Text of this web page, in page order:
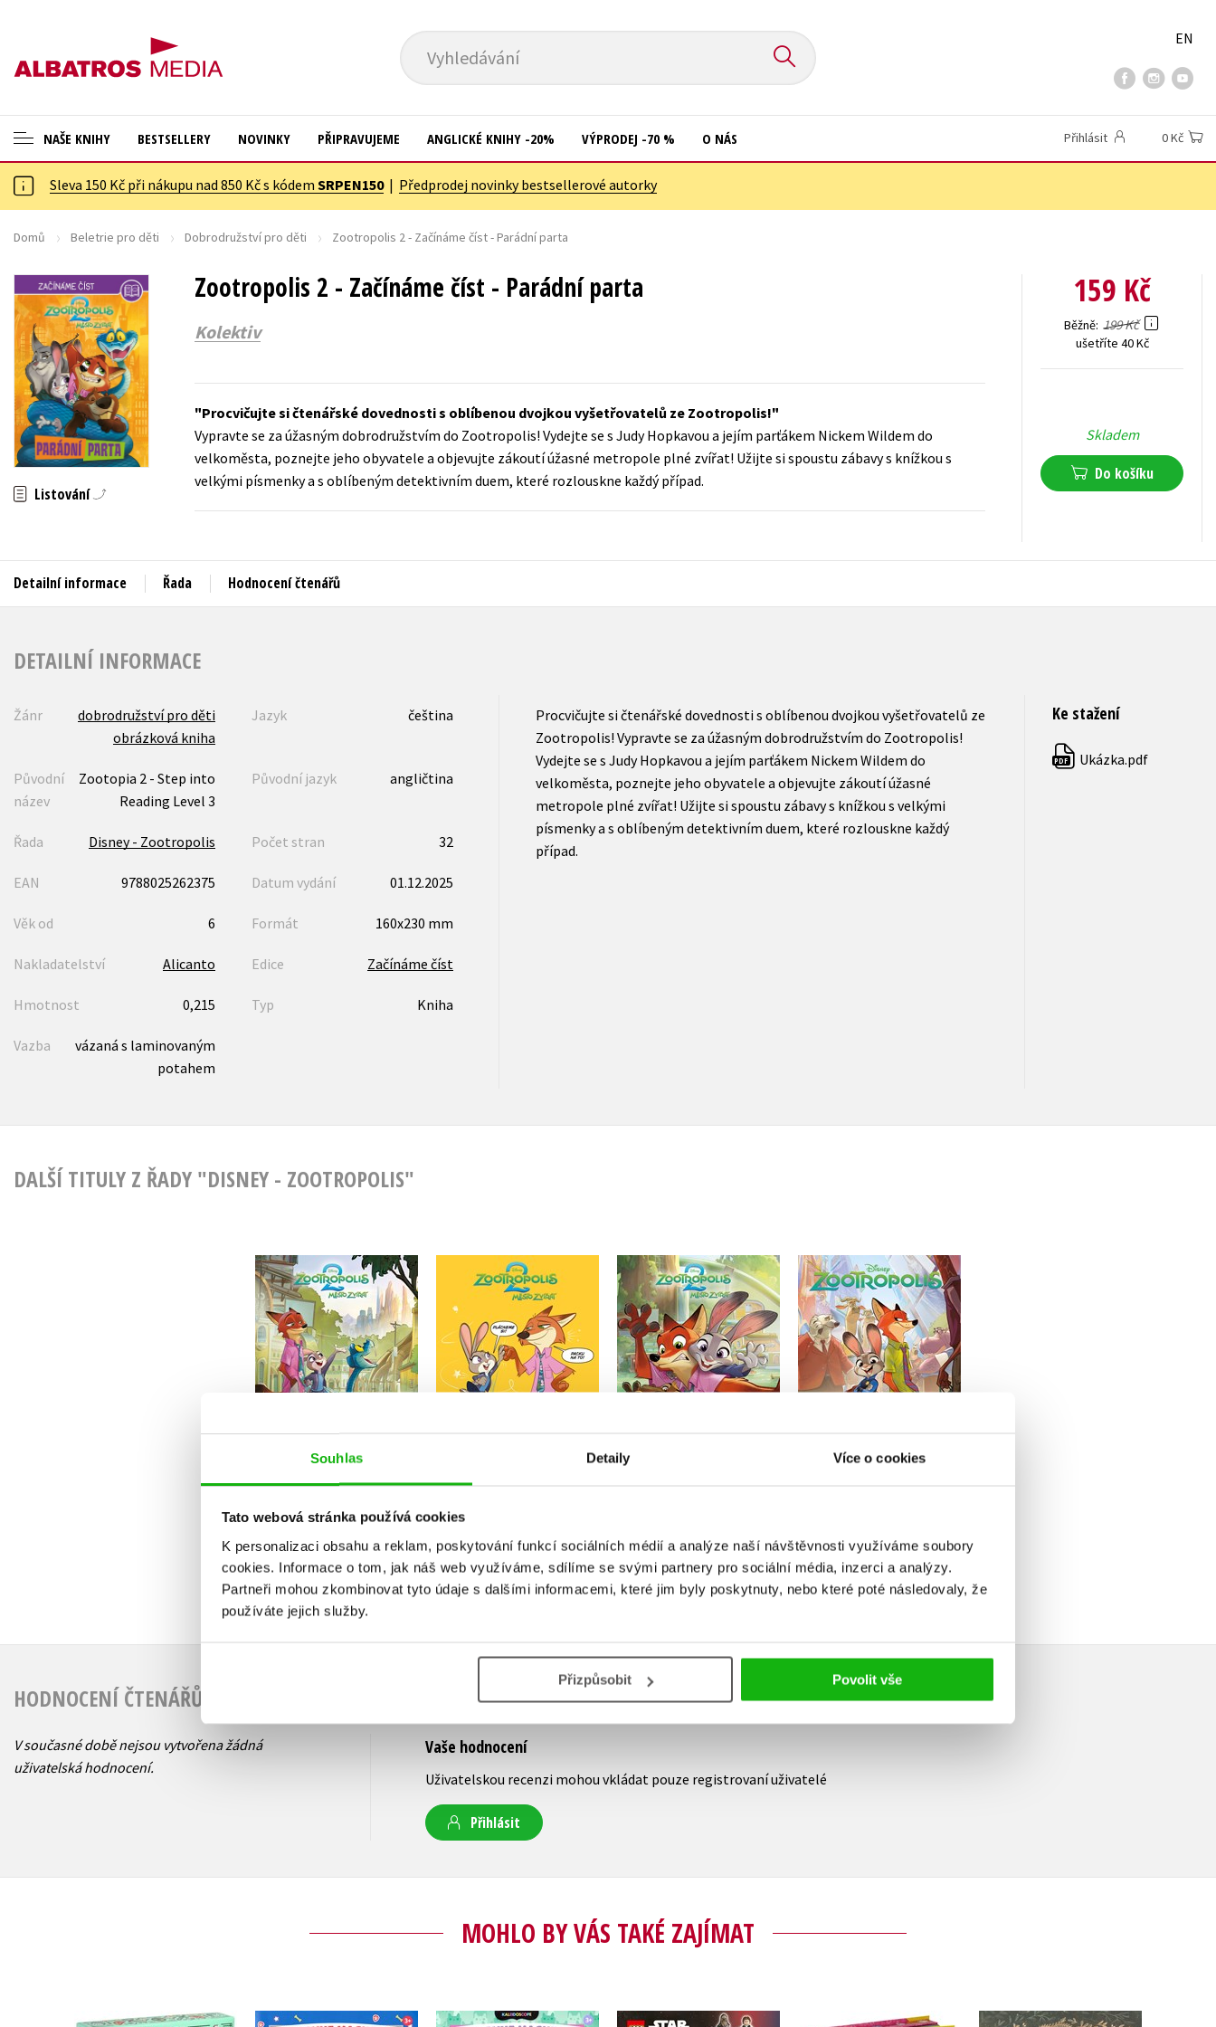
Souhlas Detaily Více o cookies
Tato webová stránka používá cookies
K personalizaci obsahu a reklam, poskytování funkcí sociálních médií a analýze naší návštěvnosti využíváme soubory
cookies. Informace o tom, jak náš web využíváme, sdílíme se svými partnery pro sociální média, inzerci a analýzy.
Partneři mohou zkombinovat tyto údaje s dalšími informacemi, které jim byly poskytnuty, nebo které poté následovaly, že
používáte jejich služby.
Přizpůsobit Povolit vše
Vyhledávání
EN
NAŠE KNIHY
ANGLICKÉ KNIHY -20 %
VÝPRODEJ -70 %
ASTERIX S DÁRKEM
🎁DÁRKOVÉ PUBLIKACE
✉️ DÁRKOVÉ POUKAZY
Auto - moto
Beletrie pro děti
Cestování
Dárkové publikace
Digitální fotografie
Esoterika a duchovní svět
Jazyky
Kalendáře
Kuchařky
New Adult
Populárně - naučná pro dospělé
Populárně - naučné pro děti
Předškoláci
Příroda a zahrada
Young adult (SK)
Zahraniční literatura
BESTSELLERY NOVINKY PŘIPRAVUJEME ANGLICKÉ KNIHY -20% VÝPRODEJ -70 % O NÁS Přihlásit 0 Kč
Sleva 150 Kč při nákupu nad 850 Kč s kódem SRPEN150| Předprodej novinky bestsellerové autorky
Domů Beletrie pro děti Dobrodružství pro děti Zootropolis 2 - Začínáme číst - Parádní parta
Zootropolis 2 - Začínáme číst - Parádní parta
Kolektiv
Listování
Procvičujte si čtenářské dovednosti s oblíbenou dvojkou vyšetřovatelů ze Zootropolis!
Vypravte se za úžasným dobrodružstvím do Zootropolis! Vydejte se s Judy Hopkavou a jejím parťákem Nickem Wildem do
velkoměsta, poznejte jeho obyvatele a objevujte zákoutí úžasné metropole plné zvířat! Užijte si spoustu zábavy s knížkou s
velkými písmenky a s oblíbeným detektivním duem, které rozlouskne každý případ.
159 Kč
Běžně 199 Kč
ušetříte 40 Kč
Skladem
Do košíku
Detailní informace Řada Hodnocení čtenářů
DETAILNÍ INFORMACE
Žánr
dobrodružství pro děti
obrázková kniha
Jazyk čeština
Původní
název
Zootopia 2 - Step into
Reading Level 3
Původní jazyk angličtina
Řada Disney - Zootropolis Počet stran 32
EAN 9788025262375 Datum vydání 01.12.2025
Věk od 6 Formát 160x230 mm
Nakladatelství Alicanto Edice Začínáme číst
Hmotnost 0,215 Typ Kniha
Vazba
vázaná s laminovaným
potahem
Procvičujte si čtenářské dovednosti s oblíbenou dvojkou vyšetřovatelů ze
Zootropolis! Vypravte se za úžasným dobrodružstvím do Zootropolis!
Vydejte se s Judy Hopkavou a jejím parťákem Nickem Wildem do
velkoměsta, poznejte jeho obyvatele a objevujte zákoutí úžasné
metropole plné zvířat! Užijte si spoustu zábavy s knížkou s velkými
písmenky a s oblíbeným detektivním duem, které rozlouskne každý
případ.
Ke stažení
PDF Ukázka.pdf
DALŠÍ TITULY Z ŘADY "DISNEY - ZOOTROPOLIS"
Zootropolis 2 -
Dobrodružství ve
Městě zvířat
Kolektiv
Do košíku
329 Kč
263 Kč
Zootropolis 2 - Velké
komiksové
dobrodružství
Kolektiv
Zootropolis 2 - Příběh
podle filmu
Kolektiv
Zootropolis - Filmový
příběh jako komiks
Kolektiv
HODNOCENÍ ČTENÁŘŮ
V současné době nejsou vytvořena žádná
uživatelská hodnocení.
Vaše hodnocení
Uživatelskou recenzi mohou vkládat pouze registrovaní uživatelé
Přihlásit
MOHLO BY VÁS TAKÉ ZAJÍMAT